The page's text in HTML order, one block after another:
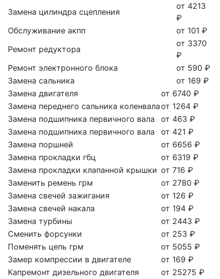
Замена цилиндра сцепления
от 4213
₽
Обслуживание акпп
от 101 ₽
Ремонт редуктора
от 3370
₽
Ремонт электронного блока
от 590 ₽
Замена сальника
от 169 ₽
Замена двигателя
от 6740 ₽
Замена переднего сальника коленвалаот 1264 ₽
Замена подшипника первичного вала
от 463 ₽
Замена подшипника первичного вала
от 421 ₽
Замена поршней
от 6656 ₽
Замена прокладки гбц
от 6319 ₽
Замена прокладки клапанной крышки от 716 ₽
Заменить ремень грм
от 2780 ₽
Замена свечей зажигания
от 126 ₽
Замена свечей накала
от 194 ₽
Замена турбины
от 2443 ₽
Сменить форсунки
от 253 ₽
Поменять цепь грм
от 5055 ₽
Замер компрессии в двигателе
от 169 ₽
Капремонт дизельного двигателя
от 25275 ₽